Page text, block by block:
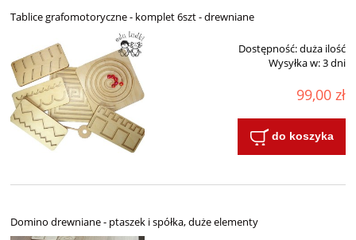
Tablice grafomotoryczne - komplet 6szt - drewniane
Dostępność:duża ilość
Wysyłka w:3 dni
99,00 zł
do koszyka
Domino drewniane - ptaszek i spółka, duże elementy